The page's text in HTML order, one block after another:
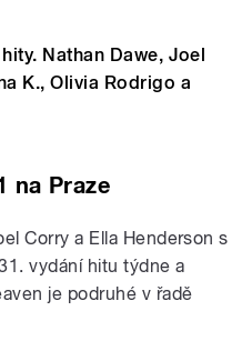
Nathan Dawe, Joel
K., Olivia Rodrigo a
na Praze
Corry a Ella Henderson s
vydání hitu týdne a
je podruhé v řadě